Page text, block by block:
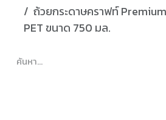
ถ้วยกระดาษคราฟท์
PET ขนาด 750 มล.